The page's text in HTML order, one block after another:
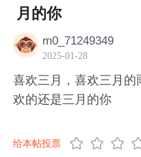
月的你
m0_71249349
2025-01-28
喜欢三月，喜欢三月
欢的还是三月的你
给本帖投票